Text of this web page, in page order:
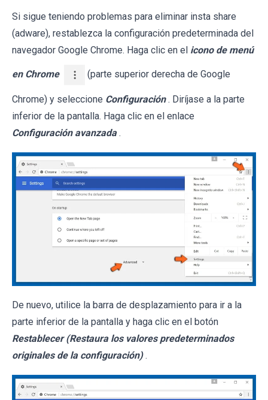
Si sigue teniendo problemas para eliminar insta share
(adware), restablezca la configuración predeterminada del
navegador Google Chrome. Haga clic en el icono de menú
en Chrome (parte superior derecha de Google
Chrome) y seleccione Configuración . Diríjase a la parte
inferior de la pantalla. Haga clic en el enlace
Configuración avanzada .
De nuevo, utilice la barra de desplazamiento para ir a la
parte inferior de la pantalla y haga clic en el botón
Restablecer (Restaura los valores predeterminados
originales de la configuración) .